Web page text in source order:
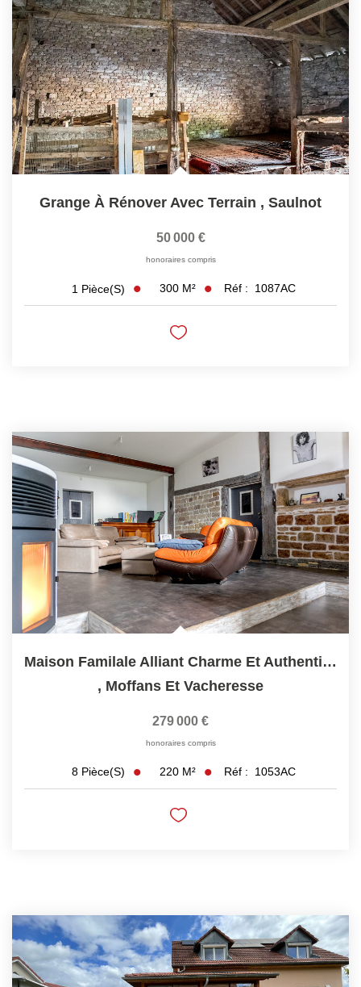
LOUER
Découvrez Nos Biens En Location
Confiez-Nous La Recherche De Votre Location
FAIRE GÉRER
Grange À Rénover Avec Terrain , Saulnot
50 000 €
honoraires compris
1 Pièce(s) 300 M² Réf : 1087AC
Maison Familale Alliant Charme Et Authenticité Proche De...
, Moffans Et Vacheresse
279 000 €
honoraires compris
8 Pièce(s) 220 M² Réf : 1053AC